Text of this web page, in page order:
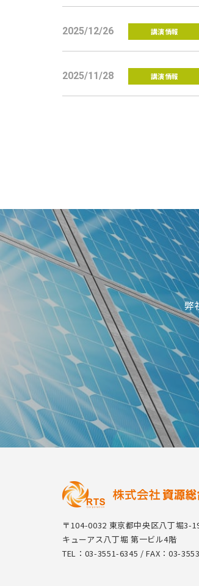
2025/12/26 講演情報
2025/11/28 講演情報
弊
〒104-0032 東京都中央区八丁堀3-
キューアス八丁堀 第一ビル4階
TEL：03-3551-6345 / FAX：03-